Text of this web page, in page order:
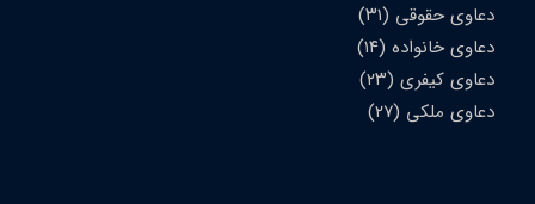
دعاوی حقوقی (۳۱)
دعاوی خانواده(۱۴)
دعاوی کیفری(۲۳)
دعاوی ملکی (۲۷)